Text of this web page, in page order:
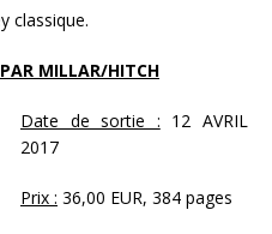
classique.
MILLAR/HITCH
Date de sortie : 12 AVRIL
2017
Prix : 36,00 EUR, 384 pages